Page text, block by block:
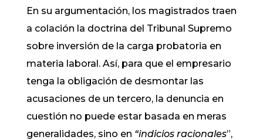
En su argumentación, los magistrados traen
a colación la doctrina del Tribunal Supremo
sobre inversión de la carga probatoria en
materia laboral. Así, para que el empresario
tenga la obligación de desmontar las
acusaciones de un tercero, la denuncia en
cuestión no puede estar basada en meras
generalidades, sino en “indicios racionales”,